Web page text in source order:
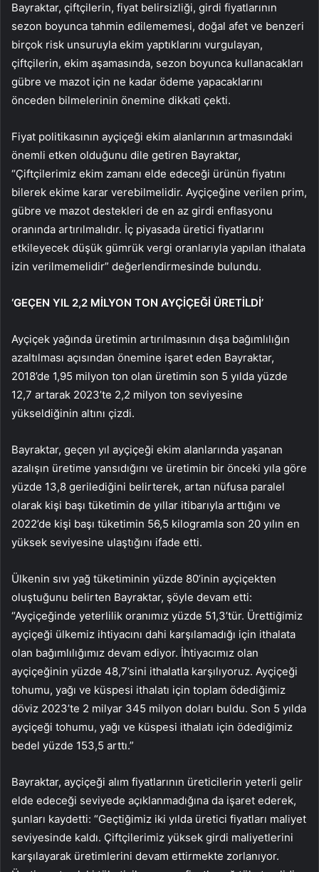
Bayraktar, çiftçilerin, fiyat belirsizliği, girdi fiyatlarının
sezon boyunca tahmin edilememesi, doğal afet ve benzeri
birçok risk unsuruyla ekim yaptıklarını vurgulayan,
çiftçilerin, ekim aşamasında, sezon boyunca kullanacakları
gübre ve mazot için ne kadar ödeme yapacaklarını
önceden bilmelerinin önemine dikkati çekti.
Fiyat politikasının ayçiçeği ekim alanlarının artmasındaki
önemli etken olduğunu dile getiren Bayraktar,
“Çiftçilerimiz ekim zamanı elde edeceği ürünün fiyatını
bilerek ekime karar verebilmelidir. Ayçiçeğine verilen prim,
gübre ve mazot destekleri de en az girdi enflasyonu
oranında artırılmalıdır. İç piyasada üretici fiyatlarını
etkileyecek düşük gümrük vergi oranlarıyla yapılan ithalata
izin verilmemelidir” değerlendirmesinde bulundu.
‘GEÇEN YIL 2,2 MİLYON TON AYÇİÇEĞİ ÜRETİLDİ’
Ayçiçek yağında üretimin artırılmasının dışa bağımlılığın
azaltılması açısından önemine işaret eden Bayraktar,
2018’de 1,95 milyon ton olan üretimin son 5 yılda yüzde
12,7 artarak 2023’te 2,2 milyon ton seviyesine
yükseldiğinin altını çizdi.
Bayraktar, geçen yıl ayçiçeği ekim alanlarında yaşanan
azalışın üretime yansıdığını ve üretimin bir önceki yıla göre
yüzde 13,8 gerilediğini belirterek, artan nüfusa paralel
olarak kişi başı tüketimin de yıllar itibarıyla arttığını ve
2022’de kişi başı tüketimin 56,5 kilogramla son 20 yılın en
yüksek seviyesine ulaştığını ifade etti.
Ülkenin sıvı yağ tüketiminin yüzde 80’inin ayçiçekten
oluştuğunu belirten Bayraktar, şöyle devam etti:
“Ayçiçeğinde yeterlilik oranımız yüzde 51,3’tür. Ürettiğimiz
ayçiçeği ülkemiz ihtiyacını dahi karşılamadığı için ithalata
olan bağımlılığımız devam ediyor. İhtiyacımız olan
ayçiçeğinin yüzde 48,7’sini ithalatla karşılıyoruz. Ayçiçeği
tohumu, yağı ve küspesi ithalatı için toplam ödediğimiz
döviz 2023’te 2 milyar 345 milyon doları buldu. Son 5 yılda
ayçiçeği tohumu, yağı ve küspesi ithalatı için ödediğimiz
bedel yüzde 153,5 arttı.”
Bayraktar, ayçiçeği alım fiyatlarının üreticilerin yeterli gelir
elde edeceği seviyede açıklanmadığına da işaret ederek,
şunları kaydetti: “Geçtiğimiz iki yılda üretici fiyatları maliyet
seviyesinde kaldı. Çiftçilerimiz yüksek girdi maliyetlerini
karşılayarak üretimlerini devam ettirmekte zorlanıyor.